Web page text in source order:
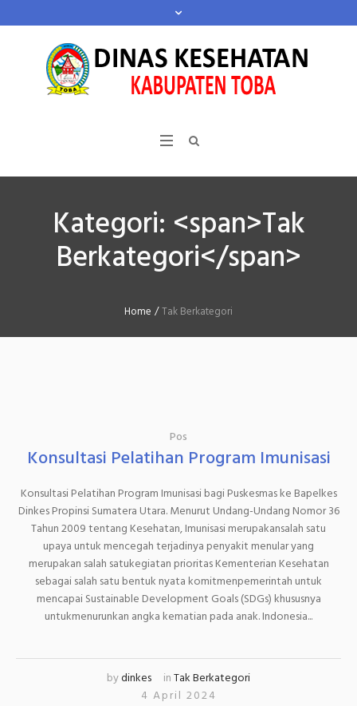
Kategori: <span>Tak
Berkategori</span>
Home /Tak Berkategori
Pos
Konsultasi Pelatihan Program Imunisasi
Konsultasi Pelatihan Program Imunisasi bagi Puskesmas ke Bapelkes
Dinkes Propinsi Sumatera Utara. Menurut Undang-Undang Nomor 36
Tahun 2009 tentang Kesehatan, Imunisasi merupakansalah satu
upaya untuk mencegah terjadinya penyakit menular yang
merupakan salah satukegiatan prioritas Kementerian Kesehatan
sebagai salah satu bentuk nyata komitmenpemerintah untuk
mencapai Sustainable Development Goals (SDGs) khususnya
untukmenurunkan angka kematian pada anak. Indonesia...
bydinkes inTak Berkategori
4 April 2024